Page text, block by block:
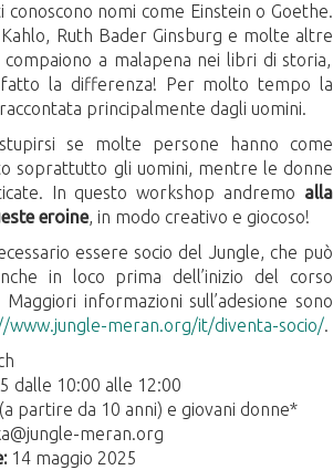
nomi come Einstein o Goethe.
Ruth Bader Ginsburg e molte altre
compaiono a malapena nei libri di storia,
la differenza! Per molto tempo la
principalmente dagli uomini.
se molte persone hanno come
soprattutto gli uomini, mentre le donne
In questo workshop andremo alla
eroine, in modo creativo e giocoso!
essere socio del Jungle, che può
in loco prima dell’inizio del corso
informazioni sull’adesione sono
www.jungle-meran.org/it/diventa-socio/.
dalle 10:00 alle 12:00
partire da 10 anni) e giovani donne*
meran.org
14 maggio 2025